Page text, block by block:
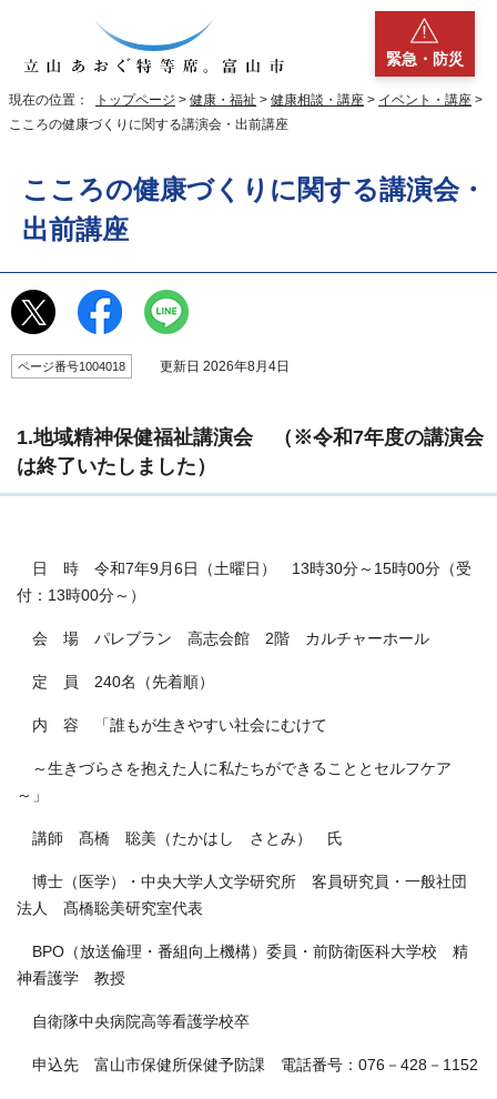
緊急・防災
現在の位置： トップページ > 健康・福祉 > 健康相談・講座 > イベント・講座 >
こころの健康づくりに関する講演会・出前講座
こころの健康づくりに関する講演会・
出前講座
ページ番号1004018 更新日 2026年8月4日
1.地域精神保健福祉講演会 （※令和7年度の講演会
は終了いたしました）
日 時 令和7年9月6日（土曜日） 13時30分～15時00分（受
付：13時00分～）
会 場 パレブラン 高志会館 2階 カルチャーホール
定 員 240名（先着順）
内 容 「誰もが生きやすい社会にむけて
～生きづらさを抱えた人に私たちができることとセルフケア
～」
講師 髙橋 聡美（たかはし さとみ） 氏
博士（医学）・中央大学人文学研究所 客員研究員・一般社団
法人 髙橋聡美研究室代表
BPO（放送倫理・番組向上機構）委員・前防衛医科大学校 精
神看護学 教授
自衛隊中央病院高等看護学校卒
申込先 富山市保健所保健予防課 電話番号：076－428－1152